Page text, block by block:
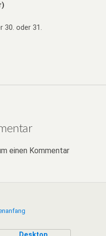
30. oder 31.
einen Kommentar